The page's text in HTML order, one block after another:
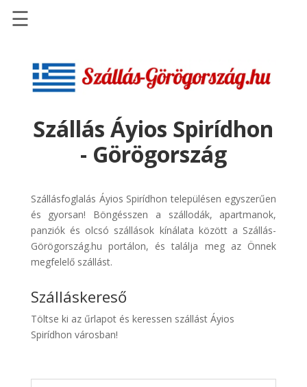
Szállások
Repülőjegy
pénzvisszatérítéssel
Discover
Cars
Transzfer
Kiwi
Taxi
☰
Szállás Áyios Spirídhon
- Görögország
Szállásfoglalás Áyios Spirídhon településen egyszerűen
és gyorsan! Böngésszen a szállodák, apartmanok,
panziók és olcsó szállások kínálata között a Szállás-
Görögország.hu portálon, és találja meg az Önnek
megfelelő szállást.
Szálláskereső
Töltse ki az űrlapot és keressen szállást Áyios
Spirídhon városban!